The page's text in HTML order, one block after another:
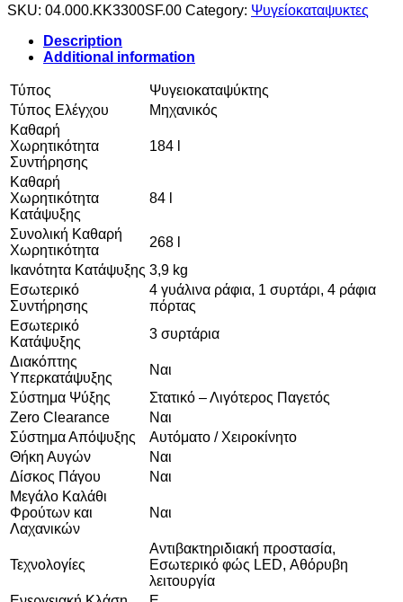
SKU: 04.000.KK3300SF.00 Category: Ψυγείοκαταψυκτες
Description
Additional information
Τύπος
Ψυγειοκαταψύκτης
Τύπος Ελέγχου
Mηχανικός
Καθαρή
Χωρητικότητα
Συντήρησης
184 l
Καθαρή
Χωρητικότητα
Κατάψυξης
84 l
Συνολική Καθαρή
Χωρητικότητα
268 l
Ικανότητα Κατάψυξης 3,9 kg
Εσωτερικό
Συντήρησης
4 γυάλινα ράφια, 1 συρτάρι, 4 ράφια
πόρτας
Εσωτερικό
Κατάψυξης
3 συρτάρια
Διακόπτης
Υπερκατάψυξης
Ναι
Σύστημα Ψύξης
Στατικό – Λιγότερος Παγετός
Zero Clearance
Ναι
Σύστημα Απόψυξης
Αυτόματο / Χειροκίνητο
Θήκη Αυγών
Ναι
Δίσκος Πάγου
Ναι
Μεγάλο Καλάθι
Φρούτων και
Λαχανικών
Ναι
Τεχνολογίες
Αντιβακτηριδιακή προστασία,
Εσωτερικό φώς LED, Αθόρυβη
λειτουργία